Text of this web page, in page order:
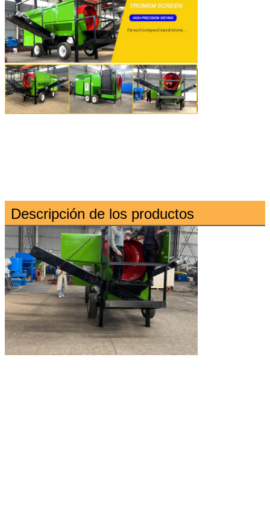
Descripción de los productos